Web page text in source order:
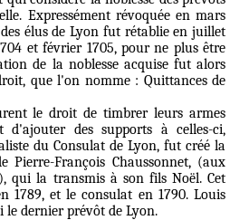
Expressément révoquée en mars
élus de Lyon fut rétablie en juillet
et février 1705, pour ne plus être
de la noblesse acquise fut alors
que l'on nomme : Quittances de
le droit de timbrer leurs armes
des supports à celles-ci,
du Consulat de Lyon, fut créé la
Pierre-François Chaussonnet, (aux
qui la transmis à son fils Noël. Cet
1789, et le consulat en 1790. Louis
dernier prévôt de Lyon.